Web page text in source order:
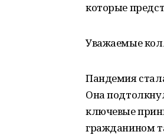
которые
Уважаемые
Пандемия
Она
ключевые
гражданином